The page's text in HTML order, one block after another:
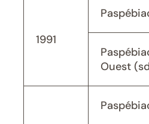
1991
Ouest